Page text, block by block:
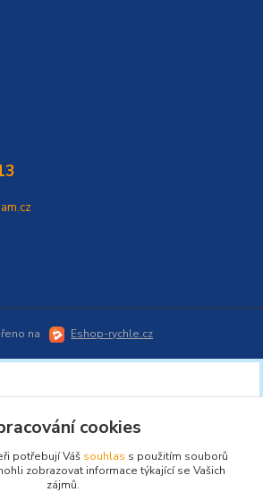
na Eshop-rychle.cz
cookies
potřebují Váš souhlas s použitím souborů
zobrazovat informace týkající se Vašich
zájmů.